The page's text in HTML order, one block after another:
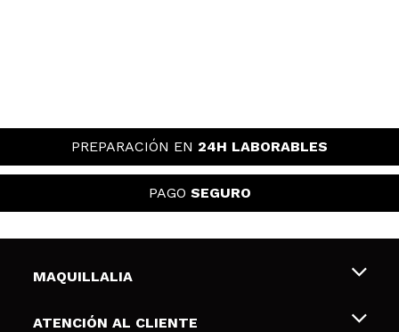
PREPARACIÓN EN 24H LABORABLES
PAGO SEGURO
MAQUILLALIA
Sobre nosotros
ATENCIÓN AL CLIENTE